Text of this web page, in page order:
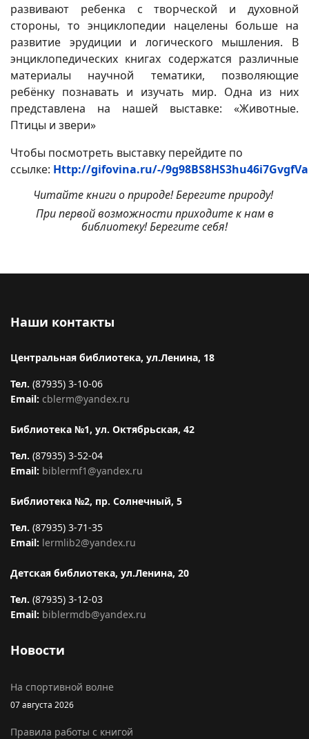
развивают ребенка с творческой и духовной
стороны, то энциклопедии нацелены больше на
развитие эрудиции и логического мышления. В
энциклопедических книгах содержатся различные
материалы научной тематики, позволяющие
ребёнку познавать и изучать мир. Одна из них
представлена на нашей выставке: «Животные.
Птицы и звери»
Чтобы посмотреть выставку перейдите по
ссылке: Http://gifovina.ru/-/
Читайте книги о природе! Берегите природу!
При первой возможности приходите к нам в
библиотеку! Берегите себя!
Наши контакты
Центральная библиотека, ул.Ленина, 18
Тел. (87935) 3-10-06
Email: cblerm@yandex.ru
Библиотека №1, ул. Октябрьская, 42
Тел. (87935) 3-52-04
Email: biblermf1@yandex.ru
Библиотека №2, пр. Солнечный, 5
Тел. (87935) 3-71-35
Email: lermlib2@yandex.ru
Детская библиотека, ул.Ленина, 20
Тел. (87935) 3-12-03
Email: biblermdb@yandex.ru
Новости
На спортивной волне
07 августа 2026
Правила работы с книгой